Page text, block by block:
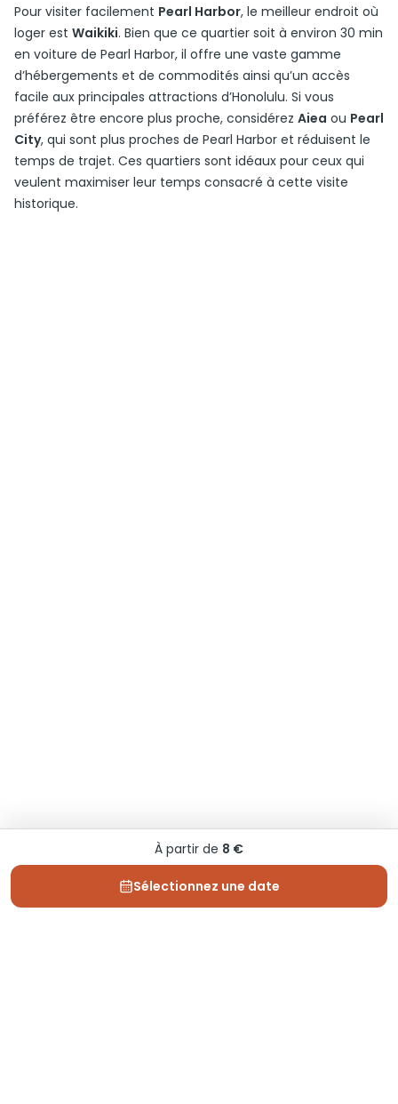
Pour visiter facilement Pearl Harbor, le meilleur endroit où
loger est Waikiki. Bien que ce quartier soit à environ 30 min
en voiture de Pearl Harbor, il offre une vaste gamme
d’hébergements et de commodités ainsi qu’un accès
facile aux principales attractions d’Honolulu. Si vous
préférez être encore plus proche, considérez Aiea ou Pearl
City, qui sont plus proches de Pearl Harbor et réduisent le
temps de trajet. Ces quartiers sont idéaux pour ceux qui
veulent maximiser leur temps consacré à cette visite
historique.
À partir de 8 €
Sélectionnez une date